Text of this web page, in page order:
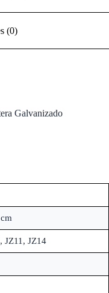
(0)
Galvanizado
JZ11, JZ14